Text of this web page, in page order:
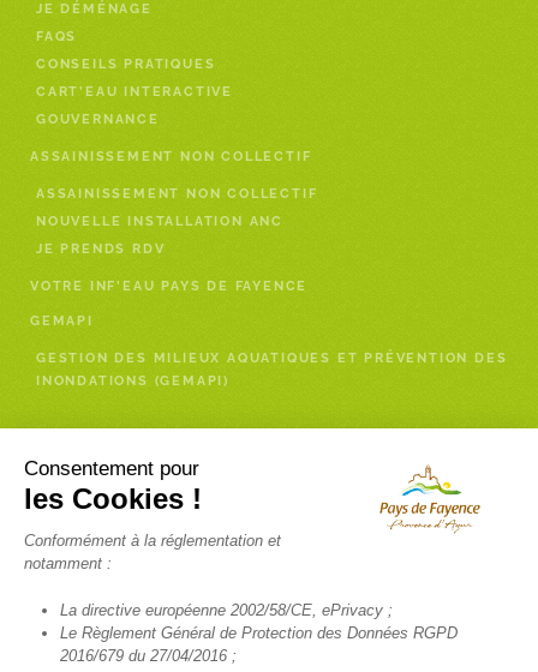
Consentement pour
les Cookies !
Conformément à la réglementation et
notamment :
La directive européenne 2002/58/CE, ePrivacy ;
Le Règlement Général de Protection des Données RGPD
2016/679 du 27/04/2016 ;
JE DÉMÉNAGE
FAQS
CONSEILS PRATIQUES
CART’EAU INTERACTIVE
GOUVERNANCE
ASSAINISSEMENT NON COLLECTIF
ASSAINISSEMENT NON COLLECTIF
NOUVELLE INSTALLATION ANC
JE PRENDS RDV
VOTRE INF’EAU PAYS DE FAYENCE
GEMAPI
GESTION DES MILIEUX AQUATIQUES ET PRÉVENTION DES
INONDATIONS (GEMAPI)
Enfance- Services à la personne
INSCRIPTION NEWSLETTER RELAIS PETITE ENFANCE
TÉLÉALARME
SANTÉ